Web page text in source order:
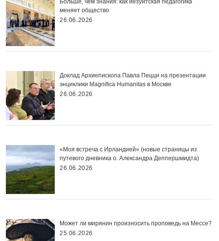
меняет общество
26.06.2026
Доклад Архиепископа Павла Пецци на презентации
энциклики Magnifica Нumanitas в Москве
26.06.2026
«Моя встреча с Ирландией» (новые страницы из
путевого дневника о. Александра Деппершмидта)
26.06.2026
Может ли мирянин произносить проповедь на Мессе?
25.06.2026